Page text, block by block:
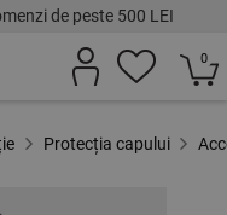
de peste 500 LEI
0
Protecția capului